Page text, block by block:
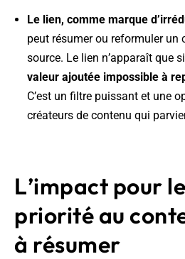
Le lien, comme marque
peut résumer ou reformuler un
source. Le lien n’apparaît que si
valeur ajoutée impossible à
C’est un filtre puissant et une
créateurs de contenu qui
L’impact pour
priorité au
à résumer